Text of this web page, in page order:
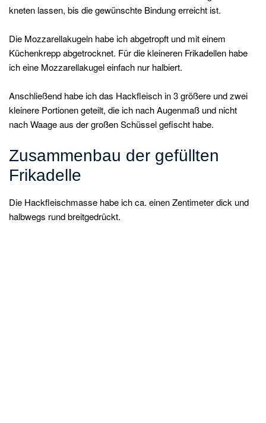
kneten lassen, bis die gewünschte Bindung erreicht ist.
Die Mozzarellakugeln habe ich abgetropft und mit einem
Küchenkrepp abgetrocknet. Für die kleineren Frikadellen habe
ich eine Mozzarellakugel einfach nur halbiert.
Anschließend habe ich das Hackfleisch in 3 größere und zwei
kleinere Portionen geteilt, die ich nach Augenmaß und nicht
nach Waage aus der großen Schüssel gefischt habe.
Zusammenbau der gefüllten
Frikadelle
Die Hackfleischmasse habe ich ca. einen Zentimeter dick und
halbwegs rund breitgedrückt.